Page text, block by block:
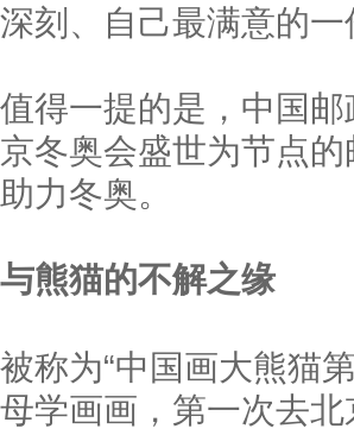
深刻、自己最满意的一
值得一提的是，中国
京冬奥会盛世为节点
助力冬奥。
与熊猫的不解之缘
被称为“中国画大熊猫
母学画画，第一次去